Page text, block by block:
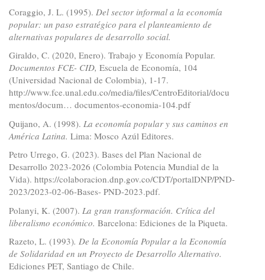
Coraggio, J. L. (1995). Del sector informal a la economía
popular: un paso estratégico para el planteamiento de
alternativas populares de desarrollo social.
Giraldo, C. (2020, Enero). Trabajo y Economía Popular.
Documentos FCE- CID, Escuela de Economía, 104
(Universidad Nacional de Colombia), 1-17.
http://www.fce.unal.edu.co/media/files/CentroEditorial/docu
mentos/docum… documentos-economia-104.pdf
Quijano, A. (1998). La economía popular y sus caminos en
América Latina. Lima: Mosco Azúl Editores.
Petro Urrego, G. (2023). Bases del Plan Nacional de
Desarrollo 2023-2026 (Colombia Potencia Mundial de la
Vida). https://colaboracion.dnp.gov.co/CDT/portalDNP/PND-
2023/2023-02-06-Bases- PND-2023.pdf.
Polanyi, K. (2007). La gran transformación. Crítica del
liberalismo económico. Barcelona: Ediciones de la Piqueta.
Razeto, L. (1993). De la Economía Popular a la Economía
de Solidaridad en un Proyecto de Desarrollo Alternativo.
Ediciones PET, Santiago de Chile.